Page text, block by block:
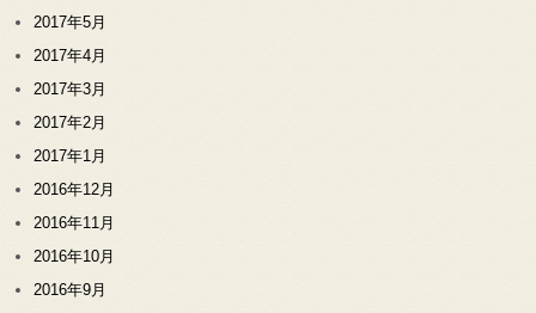
2017年5月
2017年4月
2017年3月
2017年2月
2017年1月
2016年12月
2016年11月
2016年10月
2016年9月